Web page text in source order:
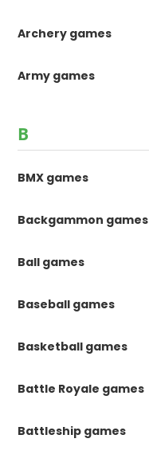
Archery games
Army games
B
BMX games
Backgammon games
Ball games
Baseball games
Basketball games
Battle Royale games
Battleship games